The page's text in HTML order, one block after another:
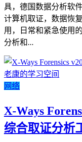
具，德国数据分析软
计算机取证，数据恢
用，日常和紧急使用
分析和...
网络
X-Ways
综合取证分析